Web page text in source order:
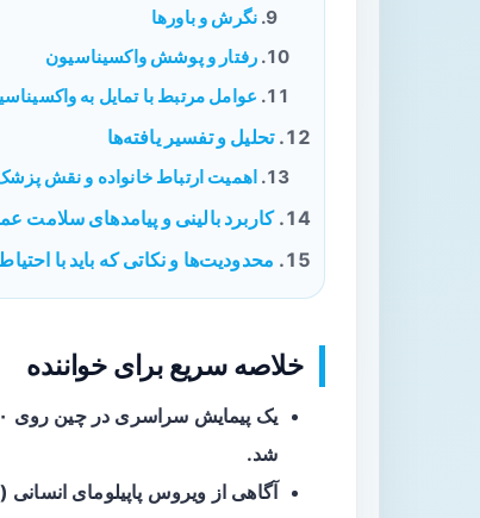
نگرش و باورها
رفتار و پوشش واکسیناسیون
عوامل مرتبط با تمایل به
تحلیل و تفسیر یافته‌ها
اهمیت ارتباط خانواده و نقش
کاربرد بالینی و پیامدهای سلامت
محدودیت‌ها و نکاتی که باید با
خلاصه سریع برای خواننده
شد.
آگاهی از ویروس پاپیلومای انسانی (